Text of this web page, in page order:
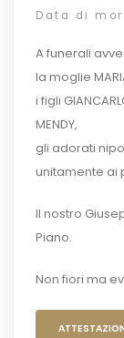
Data di
A funerali
la moglie
i figli
MENDY,
gli adorati
unitamente ai
Il nostro
Piano.
Non fiori ma